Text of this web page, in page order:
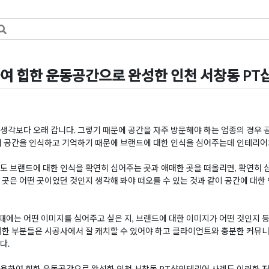
힙한 운동공간으로 완성한 인천 서창동 PT
각보다 오래 갑니다. 그렇기 때문에 공간을 자주 방문해야 하는 업종의 경우
간을 인식하고 기억하기 때문에 브랜드에 대한 인식을 심어주는데 인테리
브랜드에 대한 인식을 확연히 심어주는 곳과 애매한 곳을 떠올리면, 확연히
은 어떤 곳이었던 것인지 생각해 봐야 떠오를 수 있는 것과 같이 공간에 대
에는 어떤 이미지를 심어주고 싶은 지, 브랜드에 대한 이미지가 어떤 것인지
부분들은 시공사에서 잘 캐치할 수 있어야 하고 클라이언트와 충분한 커뮤
.